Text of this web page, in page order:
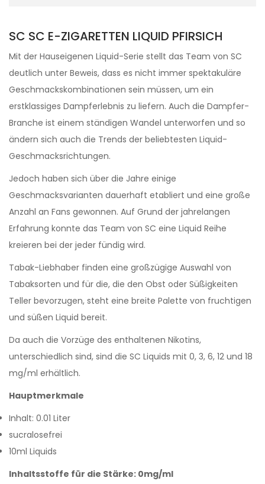
SC SC E-ZIGARETTEN LIQUID PFIRSICH
Mit der Hauseigenen Liquid-Serie stellt das Team von SC
deutlich unter Beweis, dass es nicht immer spektakuläre
Geschmackskombinationen sein müssen, um ein
erstklassiges Dampferlebnis zu liefern. Auch die Dampfer-
Branche ist einem ständigen Wandel unterworfen und so
ändern sich auch die Trends der beliebtesten Liquid-
Geschmacksrichtungen.
Jedoch haben sich über die Jahre einige
Geschmacksvarianten dauerhaft etabliert und eine große
Anzahl an Fans gewonnen. Auf Grund der jahrelangen
Erfahrung konnte das Team von SC eine Liquid Reihe
kreieren bei der jeder fündig wird.
Tabak-Liebhaber finden eine großzügige Auswahl von
Tabaksorten und für die, die den Obst oder Süßigkeiten
Teller bevorzugen, steht eine breite Palette von fruchtigen
und süßen Liquid bereit.
Da auch die Vorzüge des enthaltenen Nikotins,
unterschiedlich sind, sind die SC Liquids mit 0, 3, 6, 12 und 18
mg/ml erhältlich.
Hauptmerkmale
Inhalt: 0.01 Liter
sucralosefrei
10ml Liquids
Inhaltsstoffe für die Stärke: 0mg/ml